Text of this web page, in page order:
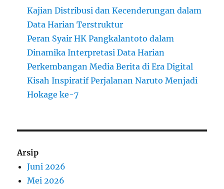
Kajian Distribusi dan Kecenderungan dalam
Data Harian Terstruktur
Peran Syair HK Pangkalantoto dalam
Dinamika Interpretasi Data Harian
Perkembangan Media Berita di Era Digital
Kisah Inspiratif Perjalanan Naruto Menjadi
Hokage ke-7
Arsip
Juni 2026
Mei 2026